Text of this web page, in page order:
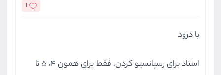
1
با درود
استاد برای رسپانسیو کردن، فقط برای همون 4، 5 تا